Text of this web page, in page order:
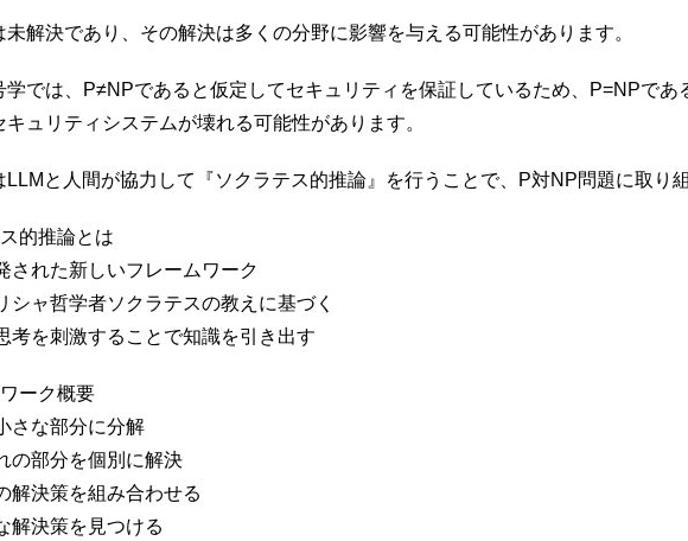
未解決であり、その解決は多くの分野に影響を与える可能性があります。
学では、P≠NPであると仮定してセキュリティを保証しているため、P=NPであ
キュリティシステムが壊れる可能性があります。
LLMと人間が協力して『ソクラテス的推論』を行うことで、P対NP問題に取り
的推論とは
された新しいフレームワーク
ャ哲学者ソクラテスの教えに基づく
考を刺激することで知識を引き出す
ーク概要
さな部分に分解
の部分を個別に解決
解決策を組み合わせる
解決策を見つける